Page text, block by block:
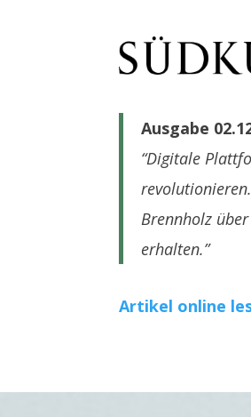
Ausgabe
“Digitale
Brennholz
erhalten.”
Artikel online